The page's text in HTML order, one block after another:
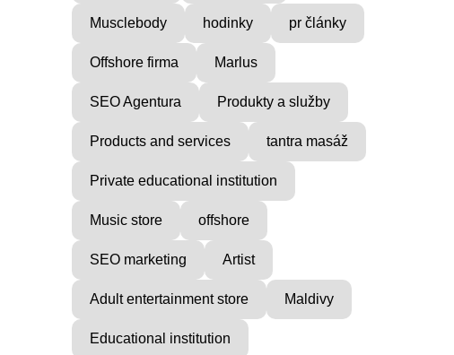
Musclebody hodinky pr články
Offshore firma Marlus
SEO Agentura Produkty a služby
Products and services tantra masáž
Private educational institution
Music store offshore
SEO marketing Artist
Adult entertainment store Maldivy
Educational institution